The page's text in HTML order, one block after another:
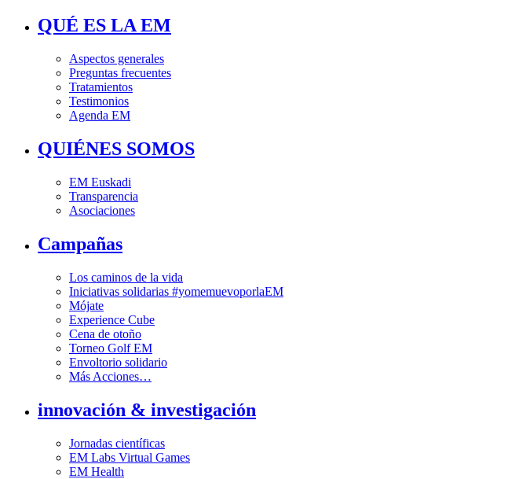
QUÉ ES LA EM
Aspectos generales
Preguntas frecuentes
Tratamientos
Testimonios
Agenda EM
QUIÉNES SOMOS
EM Euskadi
Transparencia
Asociaciones
Campañas
Los caminos de la vida
Iniciativas solidarias #yomemuevoporlaEM
Mójate
Experience Cube
Cena de otoño
Torneo Golf EM
Envoltorio solidario
Más Acciones…
innovación & investigación
Jornadas científicas
EM Labs Virtual Games
EM Health